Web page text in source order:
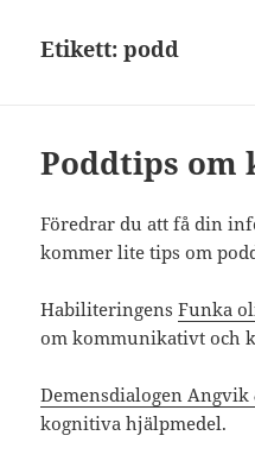
Etikett:podd
Poddtips om
Föredrar du att få din
kommer lite tips om
HabiliteringensFunka
om kommunikativt och
Demensdialogen
kognitiva hjälpmedel.